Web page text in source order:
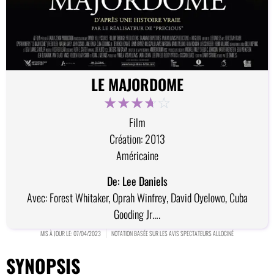
LE MAJORDOME
☆☆☆☆☆
Film
Création: 2013
Américaine
De: Lee Daniels
Avec: Forest Whitaker, Oprah Winfrey, David Oyelowo, Cuba
Gooding Jr….
MIS À JOUR LE: 07/04/2023 NOTATION BASÉE SUR LES AVIS SPECTATEURS ALLOCINÉ
SYNOPSIS